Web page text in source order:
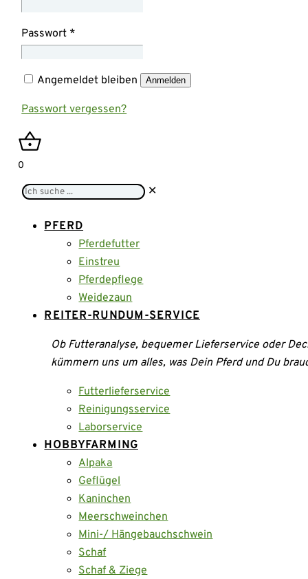
Passwort *
Angemeldet bleiben Anmelden
Passwort vergessen?
0
Ich
✕
PFERD
Pferdefutter
Einstreu
Pferdepflege
Weidezaun
REITER-RUNDUM-SERVICE
Ob Futteranalyse, bequemer Lieferservice oder
kümmern uns um alles, was Dein Pferd und Du
Futterlieferservice
Reinigungsservice
Laborservice
HOBBYFARMING
Alpaka
Geflügel
Kaninchen
Meerschweinchen
Mini-/ Hängebauchschwein
Schaf
Schaf & Ziege